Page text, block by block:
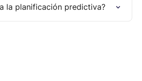
la planificación predictiva?